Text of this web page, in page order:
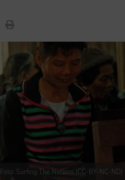
Foto: Surfing The Nations (CC-BY-NC-ND)